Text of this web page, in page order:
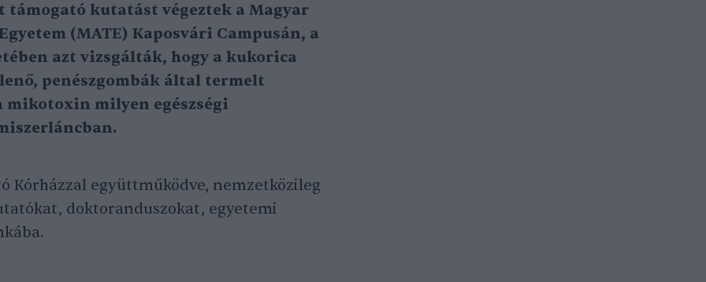
támogató kutatást végeztek a Magyar
(MATE) Kaposvári Campusán, a
azt vizsgálták, hogy a kukorica
penészgombák által termelt
milyen egészségi
Kórházzal együttműködve, nemzetközileg
doktoranduszokat, egyetemi